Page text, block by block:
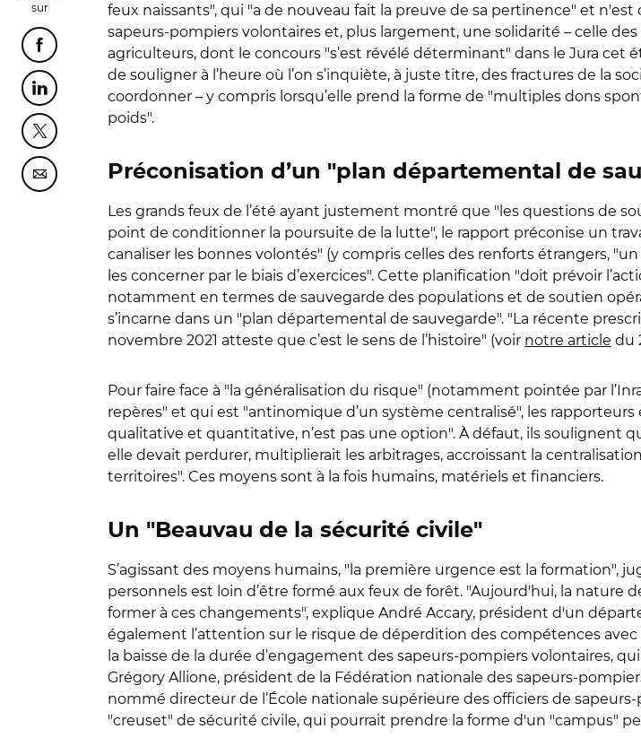
sur
Partager cette page sur Facebook
Partager cette page sur Linkedin
Partager cette page sur Twitter
Partager cette page sur Courriel
feux naissants", qui "a de nouveau fait la preuve de sa pertinence" et
sapeurs-pompiers volontaires et, plus largement, une solidarité – celle
agriculteurs, dont le concours "s’est révélé déterminant" dans le Jura cet
de souligner à l’heure où l’on s’inquiète, à juste titre, des fractures de la
coordonner – y compris lorsqu’elle prend la forme de "multiples dons
poids".
Préconisation d’un "plan départemental de
Les grands feux de l’été ayant justement montré que "les questions de
point de conditionner la poursuite de la lutte", le rapport préconise un
canaliser les bonnes volontés" (y compris celles des renforts étrangers,
les concerner par le biais d’exercices". Cette planification "doit prévoir
notamment en termes de sauvegarde des populations et de soutien
s’incarne dans un "plan départemental de sauvegarde". "La récente
novembre 2021 atteste que c’est le sens de l’histoire" (voir notre article du
Pour faire face à "la généralisation du risque" (notamment pointée par
repères" et qui est "antinomique d’un système centralisé", les
qualitative et quantitative, n’est pas une option". À défaut, ils soulignent
elle devait perdurer, multiplierait les arbitrages, accroissant la
territoires". Ces moyens sont à la fois humains, matériels et financiers.
Un "Beauvau de la sécurité civile"
S’agissant des moyens humains, "la première urgence est la formation",
personnels est loin d’être formé aux feux de forêt. "Aujourd'hui, la nature
former à ces changements", explique André Accary, président d'un
également l’attention sur le risque de déperdition des compétences
la baisse de la durée d’engagement des sapeurs-pompiers volontaires,
Grégory Allione, président de la Fédération nationale des sapeurs-
nommé directeur de l’École nationale supérieure des officiers de
"creuset" de sécurité civile, qui pourrait prendre la forme d'un "campus"